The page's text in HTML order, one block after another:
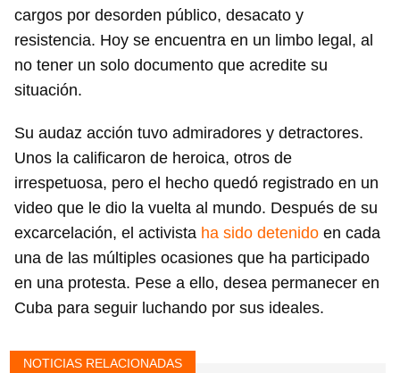
cargos por desorden público, desacato y
resistencia. Hoy se encuentra en un limbo legal, al
no tener un solo documento que acredite su
situación.
Su audaz acción tuvo admiradores y detractores.
Unos la calificaron de heroica, otros de
irrespetuosa, pero el hecho quedó registrado en un
video que le dio la vuelta al mundo. Después de su
excarcelación, el activista ha sido detenido en cada
una de las múltiples ocasiones que ha participado
en una protesta. Pese a ello, desea permanecer en
Cuba para seguir luchando por sus ideales.
NOTICIAS RELACIONADAS